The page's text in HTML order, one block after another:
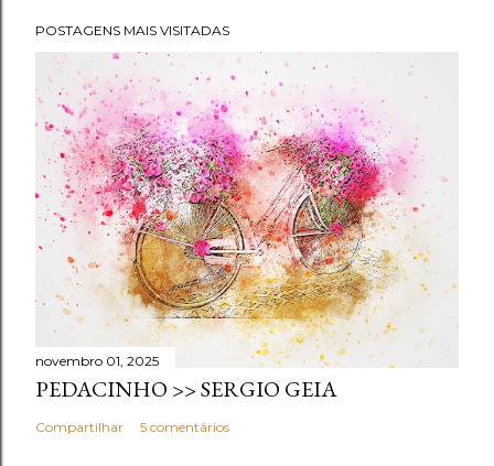
POSTAGENS MAIS VISITADAS
novembro 01, 2025
PEDACINHO >> SERGIO GEIA
Compartilhar 5 comentários